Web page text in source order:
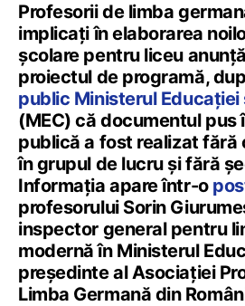
Profesorii de limba
implicați în elaborarea
școlare pentru liceu
proiectul de programă,
public Ministerul Educației
(MEC) că documentul pus
publică a fost realizat fără
în grupul de lucru și fără
Informația apare într-o
profesorului Sorin
inspector general pentru
modernă în Ministerul
președinte al Asociației
Limba Germană din